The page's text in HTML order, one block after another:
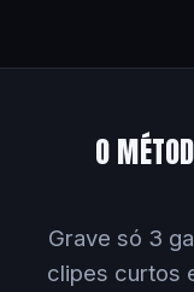
O
Grave só 3
clipes curtos